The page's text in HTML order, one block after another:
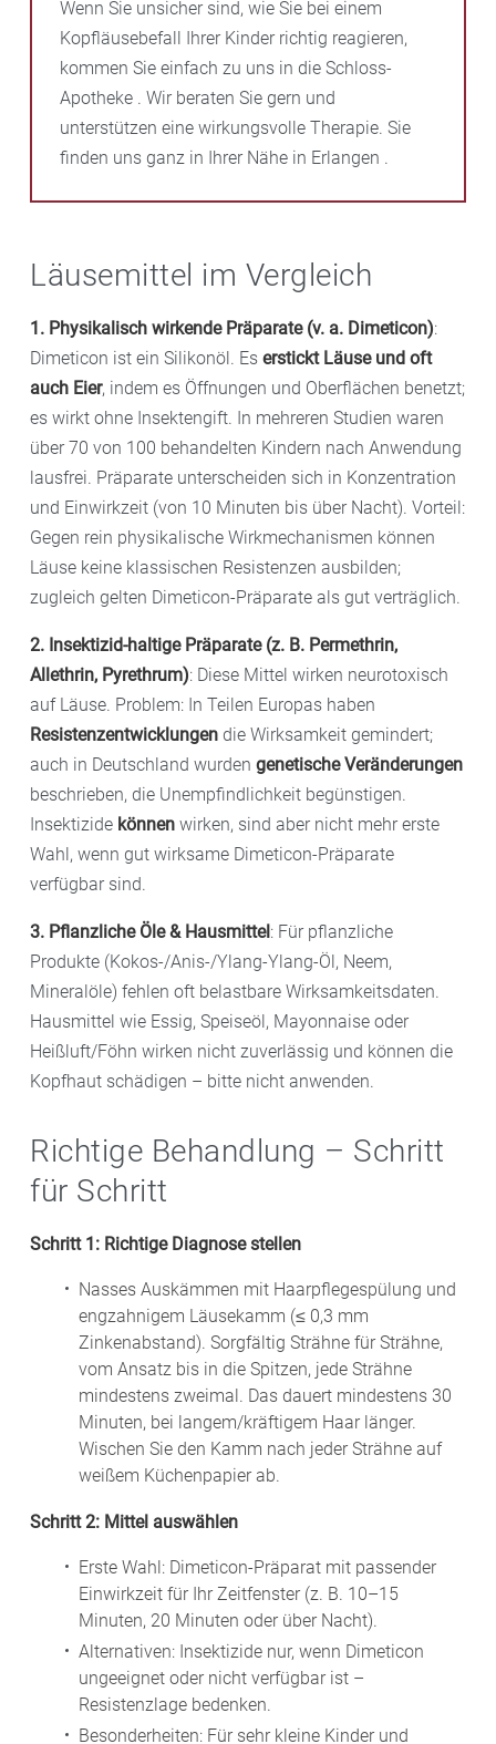
Wenn Sie unsicher sind, wie Sie bei einem
Kopfläusebefall Ihrer Kinder richtig reagieren,
kommen Sie einfach zu uns in die Schloss-
Apotheke . Wir beraten Sie gern und
unterstützen eine wirkungsvolle Therapie. Sie
finden uns ganz in Ihrer Nähe in Erlangen .
Läusemittel im Vergleich
1. Physikalisch wirkende Präparate (v. a. Dimeticon):
Dimeticon ist ein Silikonöl. Es erstickt Läuse und oft
auch Eier, indem es Öffnungen und Oberflächen benetzt;
es wirkt ohne Insektengift. In mehreren Studien waren
über 70 von 100 behandelten Kindern nach Anwendung
lausfrei. Präparate unterscheiden sich in Konzentration
und Einwirkzeit (von 10 Minuten bis über Nacht). Vorteil:
Gegen rein physikalische Wirkmechanismen können
Läuse keine klassischen Resistenzen ausbilden;
zugleich gelten Dimeticon-Präparate als gut verträglich.
2. Insektizid-haltige Präparate (z. B. Permethrin,
Allethrin, Pyrethrum): Diese Mittel wirken neurotoxisch
auf Läuse. Problem: In Teilen Europas haben
Resistenzentwicklungen die Wirksamkeit gemindert;
auch in Deutschland wurden genetische Veränderungen
beschrieben, die Unempfindlichkeit begünstigen.
Insektizide können wirken, sind aber nicht mehr erste
Wahl, wenn gut wirksame Dimeticon-Präparate
verfügbar sind.
3. Pflanzliche Öle & Hausmittel: Für pflanzliche
Produkte (Kokos-/Anis-/Ylang-Ylang-Öl, Neem,
Mineralöle) fehlen oft belastbare Wirksamkeitsdaten.
Hausmittel wie Essig, Speiseöl, Mayonnaise oder
Heißluft/Föhn wirken nicht zuverlässig und können die
Kopfhaut schädigen – bitte nicht anwenden.
Richtige Behandlung – Schritt
für Schritt
Schritt 1: Richtige Diagnose stellen
Nasses Auskämmen mit Haarpflegespülung und
engzahnigem Läusekamm (≤ 0,3 mm
Zinkenabstand). Sorgfältig Strähne für Strähne,
vom Ansatz bis in die Spitzen, jede Strähne
mindestens zweimal. Das dauert mindestens 30
Minuten, bei langem/kräftigem Haar länger.
Wischen Sie den Kamm nach jeder Strähne auf
weißem Küchenpapier ab.
Schritt 2: Mittel auswählen
Erste Wahl: Dimeticon-Präparat mit passender
Einwirkzeit für Ihr Zeitfenster (z. B. 10–15
Minuten, 20 Minuten oder über Nacht).
Alternativen: Insektizide nur, wenn Dimeticon
ungeeignet oder nicht verfügbar ist –
Resistenzlage bedenken.
Besonderheiten: Für sehr kleine Kinder und